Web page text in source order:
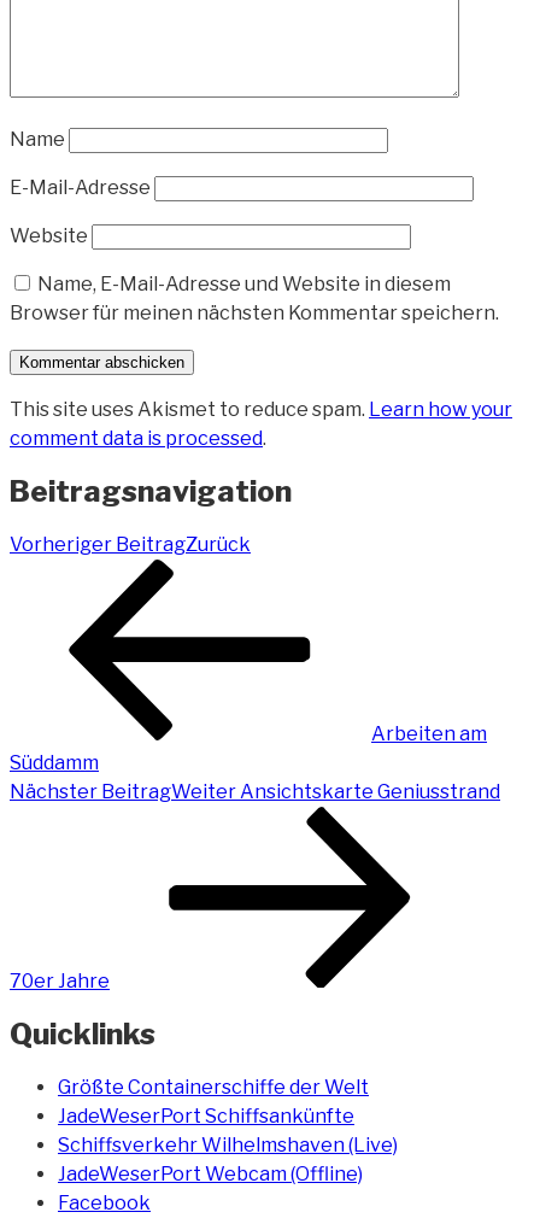
Name
E-Mail-Adresse
Website
Name, E-Mail-Adresse und Website in diesem
Browser für meinen nächsten Kommentar speichern.
This site uses Akismet to reduce spam. Learn how your
comment data is processed.
Beitragsnavigation
Vorheriger BeitragZurück
Arbeiten am
Süddamm
Nächster BeitragWeiterAnsichtskarte Geniusstrand
70er Jahre
Quicklinks
Größte Containerschiffe der Welt
JadeWeserPort Schiffsankünfte
Schiffsverkehr Wilhelmshaven (Live)
JadeWeserPort Webcam (Offline)
Facebook